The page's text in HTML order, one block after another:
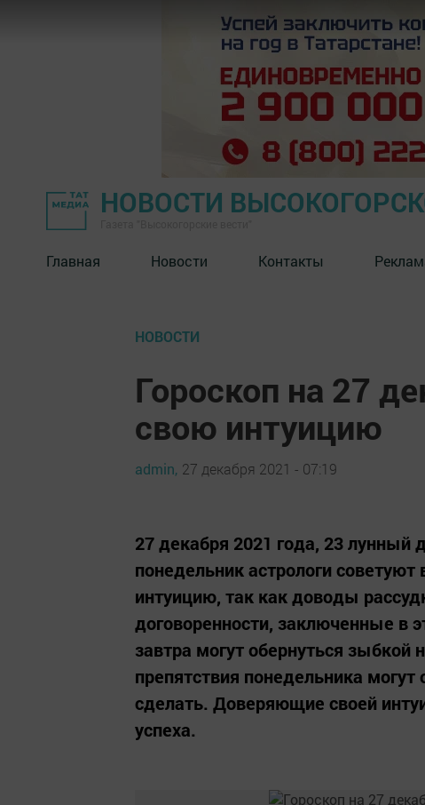
НОВОСТИ
Главная Новости Контакты
НОВОСТИ
Гороскоп на 27
свою интуицию
admin, 27 декабря 2021 - 07:19
27 декабря 2021 года, 23 лунный
понедельник астрологи
интуицию, так как доводы
договоренности, заключенные в
завтра могут обернуться
препятствия понедельника
сделать. Доверяющие своей
успеха.